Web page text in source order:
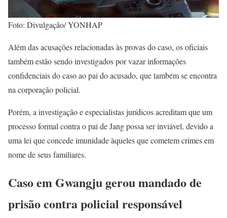
Foto: Divulgação/ YONHAP
Além das acusações relacionadas às provas do caso, os oficiais
também estão sendo investigados por vazar informações
confidenciais do caso ao pai do acusado, que também se encontra
na corporação policial.
Porém, a investigação e especialistas jurídicos acreditam que um
processo formal contra o pai de Jang possa ser inviável, devido a
uma lei que concede imunidade àqueles que cometem crimes em
nome de seus familiares.
Caso em Gwangju gerou mandado de
prisão contra policial responsável